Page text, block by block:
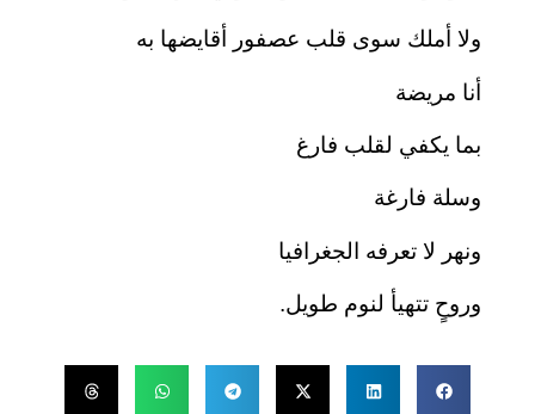
ولا أملك سوى قلب عصفور أقايضها به
أنا مريضة
بما يكفي لقلب فارغ
وسلة فارغة
ونهر لا تعرفه الجغرافيا
وروحٍ تتهيأ لنوم طويل.